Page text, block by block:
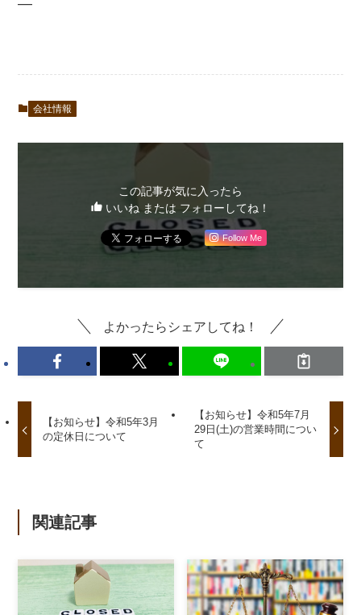
—
会社情報
この記事が気に入ったら
いいね または フォローしてね！
Follow Me
よかったらシェアしてね！
【お知らせ】令和5年3月
の定休日について
【お知らせ】令和5年7月
29日(土)の営業時間につい
て
関連記事